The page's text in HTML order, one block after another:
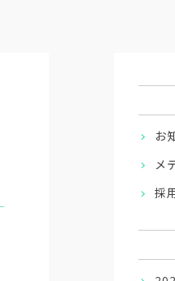
お
メ
採